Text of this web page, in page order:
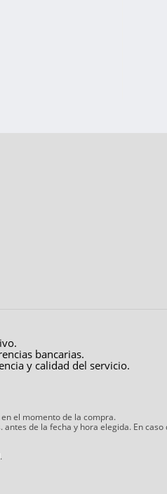
bancarias.
y calidad del servicio.
el momento de la compra.
de la fecha y hora elegida. En